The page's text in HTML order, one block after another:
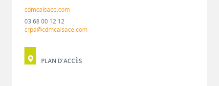
cdmcalsace.com
03 68 00 12 12
crpa@cdmcalsace.com
PLAN D'ACCÈS